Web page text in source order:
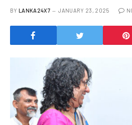
BY LANKA24X7 JANUARY 23, 2025